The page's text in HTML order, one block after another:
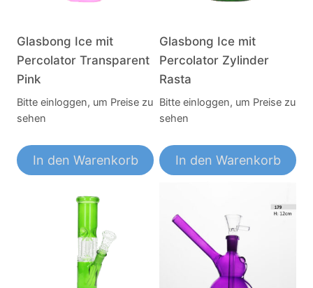
Glasbong Ice mit
Percolator Transparent
Pink
Bitte einloggen, um Preise zu
sehen
In den Warenkorb
Glasbong Ice mit
Percolator Zylinder
Rasta
Bitte einloggen, um Preise zu
sehen
In den Warenkorb